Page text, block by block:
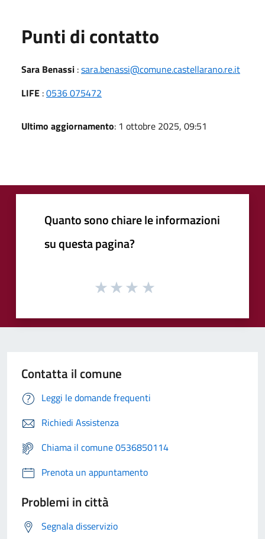
Punti di contatto
Sara Benassi :sara.benassi@comune.castellarano.re.it
LIFE :0536 075472
Ultimo aggiornamento: 1 ottobre 2025, 09:51
Quanto sono chiare le informazioni
su questa pagina?
Contatta il comune
Leggi le domande frequenti
Richiedi Assistenza
Chiama il comune 0536850114
Prenota un appuntamento
Problemi in città
Segnala disservizio